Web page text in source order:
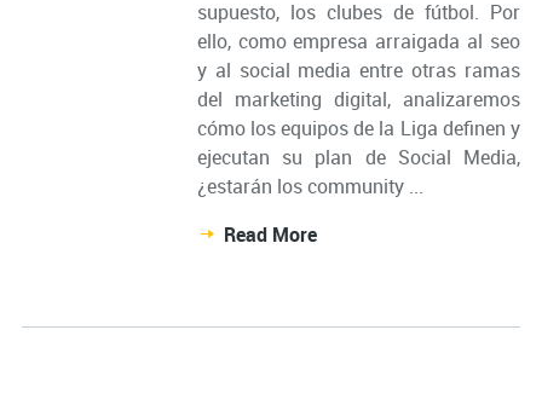
supuesto, los clubes de fútbol. Por
ello, como empresa arraigada al seo
y al social media entre otras ramas
del marketing digital, analizaremos
cómo los equipos de la Liga definen y
ejecutan su plan de Social Media,
¿estarán los community ...
Read More